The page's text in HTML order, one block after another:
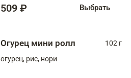
509 ₽ Выбрать
Огурец мини ролл
102 г
огурец, рис, нори